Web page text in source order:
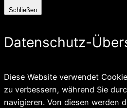
Schließen
Datenschutz-
Diese Website verwendet
zu verbessern, während Sie
navigieren. Von diesen werden